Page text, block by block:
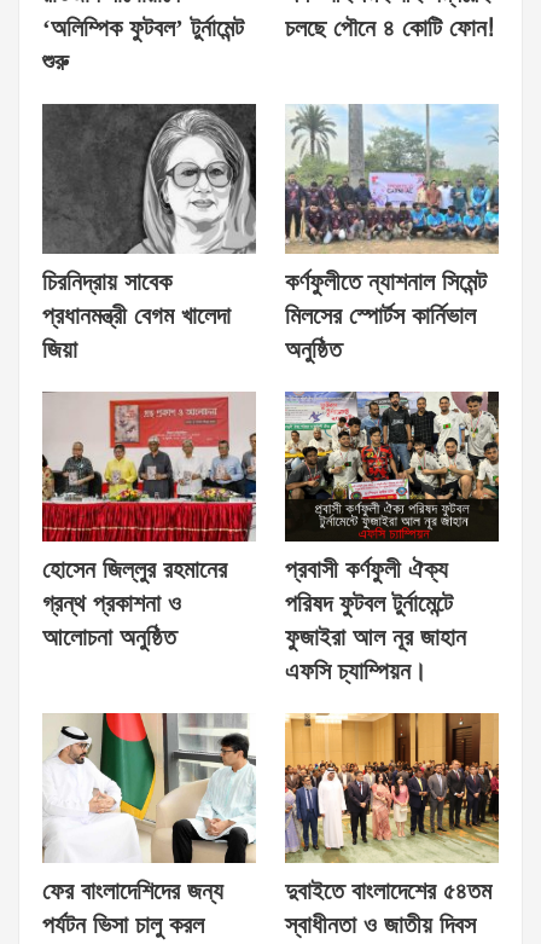
‘অলিম্পিক ফুটবল’ টুর্নামেন্ট
শুরু
চলছে পৌনে ৪ কোটি ফোন!
চিরনিদ্রায় সাবেক
প্রধানমন্ত্রী বেগম খালেদা
জিয়া
কর্ণফুলীতে ন্যাশনাল সিমেন্ট
মিলসের স্পোর্টস কার্নিভাল
অনুষ্ঠিত
হোসেন জিল্লুর রহমানের
গ্রন্থ প্রকাশনা ও
আলোচনা অনুষ্ঠিত
প্রবাসী কর্ণফুলী ঐক্য
পরিষদ ফুটবল টুর্নামেন্টে
ফুজাইরা আল নূর জাহান
এফসি চ্যাম্পিয়ন।
ফের বাংলাদেশিদের জন্য
পর্যটন ভিসা চালু করল
দুবাইতে বাংলাদেশের ৫৪তম
স্বাধীনতা ও জাতীয় দিবস